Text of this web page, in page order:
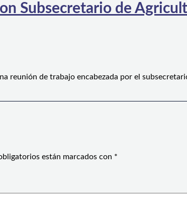
Subsecretario de
reunión de trabajo encabezada por el
están marcados con *